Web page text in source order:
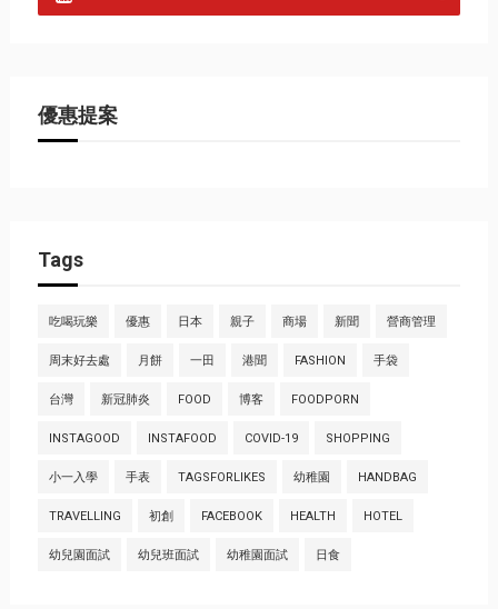
優惠提案
Tags
吃喝玩樂 優惠 日本 親子 商場 新聞 營商管理
周末好去處 月餅 一田 港聞 FASHION 手袋
台灣 新冠肺炎 FOOD 博客 FOODPORN
INSTAGOOD INSTAFOOD COVID-19 SHOPPING
小一入學 手表 TAGSFORLIKES 幼稚園 HANDBAG
TRAVELLING 初創 FACEBOOK HEALTH HOTEL
幼兒園面試 幼兒班面試 幼稚園面試 日食